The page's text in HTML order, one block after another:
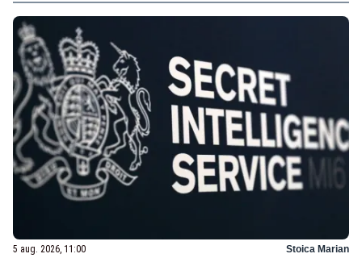
5 aug. 2026, 11:00 Stoica Marian